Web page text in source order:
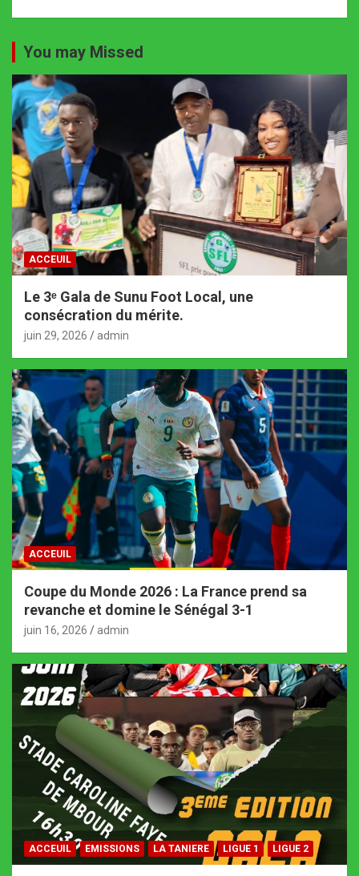
You may Missed
ACCEUIL
Le 3ᵉ Gala de Sunu Foot Local, une
consécration du mérite.
juin 29, 2026 admin
ACCEUIL
Coupe du Monde 2026 : La France prend sa
revanche et domine le Sénégal 3-1
juin 16, 2026 admin
ACCEUIL EMISSIONS LA TANIERE LIGUE 1 LIGUE 2